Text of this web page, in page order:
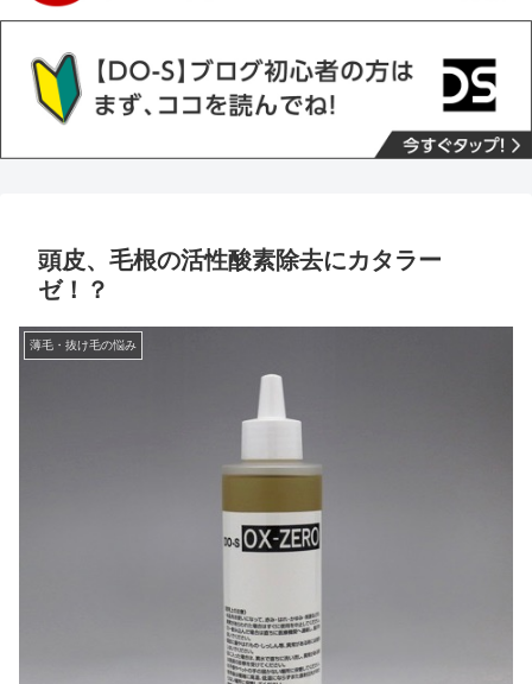
頭皮、毛根の活性酸素除去にカタラー
ゼ！？
薄毛・抜け毛の悩み